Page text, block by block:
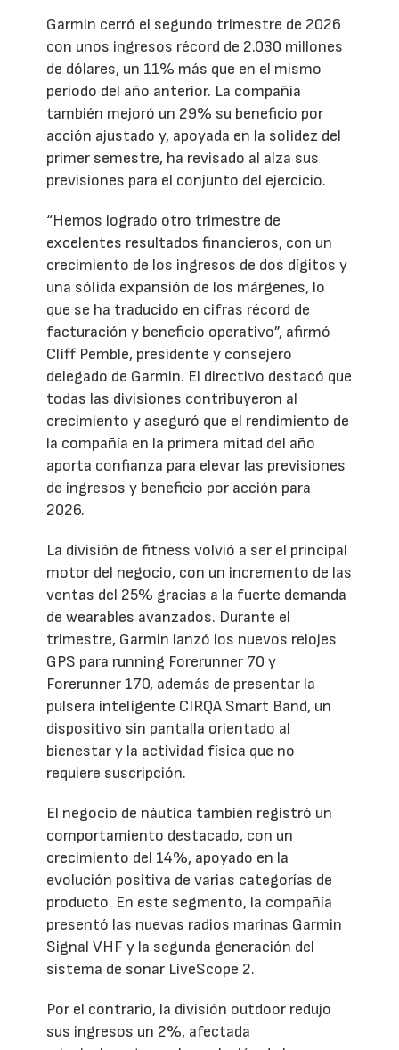
Garmin cerró el segundo trimestre de 2026
con unos ingresos récord de 2.030 millones
de dólares, un 11% más que en el mismo
periodo del año anterior. La compañía
también mejoró un 29% su beneficio por
acción ajustado y, apoyada en la solidez del
primer semestre, ha revisado al alza sus
previsiones para el conjunto del ejercicio.
“Hemos logrado otro trimestre de
excelentes resultados financieros, con un
crecimiento de los ingresos de dos dígitos y
una sólida expansión de los márgenes, lo
que se ha traducido en cifras récord de
facturación y beneficio operativo”, afirmó
Cliff Pemble, presidente y consejero
delegado de Garmin. El directivo destacó que
todas las divisiones contribuyeron al
crecimiento y aseguró que el rendimiento de
la compañía en la primera mitad del año
aporta confianza para elevar las previsiones
de ingresos y beneficio por acción para
2026.
La división de fitness volvió a ser el principal
motor del negocio, con un incremento de las
ventas del 25% gracias a la fuerte demanda
de wearables avanzados. Durante el
trimestre, Garmin lanzó los nuevos relojes
GPS para running Forerunner 70 y
Forerunner 170, además de presentar la
pulsera inteligente CIRQA Smart Band, un
dispositivo sin pantalla orientado al
bienestar y la actividad física que no
requiere suscripción.
El negocio de náutica también registró un
comportamiento destacado, con un
crecimiento del 14%, apoyado en la
evolución positiva de varias categorías de
producto. En este segmento, la compañía
presentó las nuevas radios marinas Garmin
Signal VHF y la segunda generación del
sistema de sonar LiveScope 2.
Por el contrario, la división outdoor redujo
sus ingresos un 2%, afectada